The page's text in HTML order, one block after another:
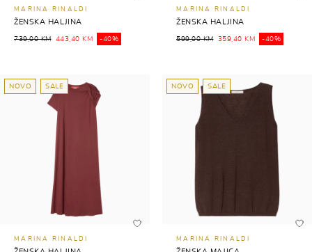
MARINA RINALDI
ŽENSKA HALJINA
739,00 KM 443,40 KM -40%
MARINA RINALDI
ŽENSKA HALJINA
599,00 KM 359,40 KM -40%
NOVO SALE
MARINA RINALDI
NOVO SALE
MARINA RINALDI